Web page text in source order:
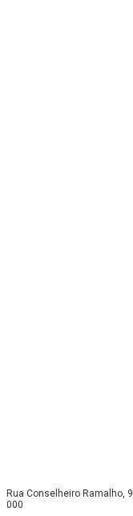
Rua Conselheiro Ramalho,
000